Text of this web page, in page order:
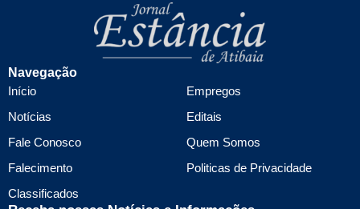
Navegação
Início
Notícias
Fale Conosco
Falecimento
Classificados
Empregos
Editais
Quem Somos
Politicas de Privacidade